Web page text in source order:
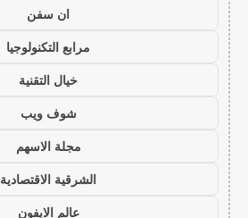
ان سفن
مرابع التكنولوجيا
خيال التقنية
شوف ويب
مجلة الاسهم
الشرقية الاقتصادية
عالم الايفون